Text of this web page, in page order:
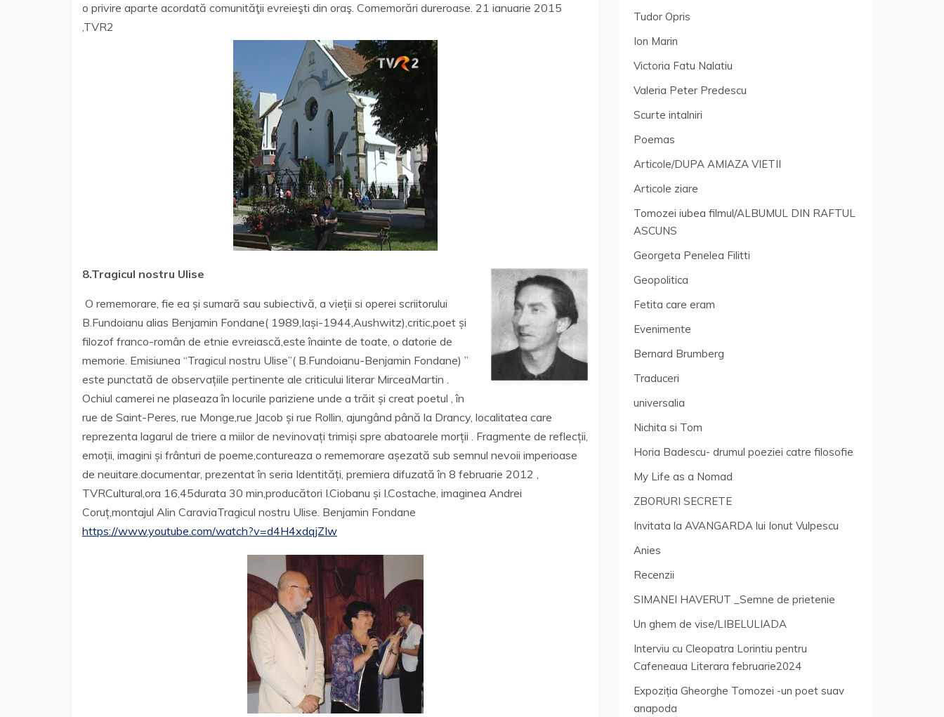
o privire aparte acordată comunităţii evreieşti din oraş. Comemorări dureroase. 21 ianuarie 2015
,TVR2
8.Tragicul nostru Ulise
O rememorare, fie ea și sumară sau subiectivă, a vieții si operei scriitorului
B.Fundoianu alias Benjamin Fondane( 1989,Iași-1944,Aushwitz),critic,poet și
filozof franco-român de etnie evreiască,este înainte de toate, o datorie de
memorie. Emisiunea “Tragicul nostru Ulise”( B.Fundoianu-Benjamin Fondane) ”
este punctată de observațiile pertinente ale criticului literar MirceaMartin .
Ochiul camerei ne plaseaza în locurile pariziene unde a trăit și creat poetul , în
rue de Saint-Peres, rue Monge,rue Jacob și rue Rollin, ajungând până la Drancy, localitatea care
reprezenta lagarul de triere a miilor de nevinovați trimiși spre abatoarele morții . Fragmente de reflecții,
emoții, imagini și frânturi de poeme,contureaza o rememorare așezată sub semnul nevoii imperioase
de neuitare.documentar, prezentat în seria Identități, premiera difuzată în 8 februarie 2012 ,
TVRCultural,ora 16,45durata 30 min,producători I.Ciobanu și I.Costache, imaginea Andrei
Coruț,montajul Alin CaraviaTragicul nostru Ulise. Benjamin Fondane
https://www.youtube.com/watch?v=d4H4xdqjZIw
Tudor Opris
Ion Marin
Victoria Fatu Nalatiu
Valeria Peter Predescu
Scurte intalniri
Poemas
Articole/DUPA AMIAZA VIETII
Articole ziare
Tomozei iubea filmul/ALBUMUL DIN RAFTUL
ASCUNS
Georgeta Penelea Filitti
Geopolitica
Fetita care eram
Evenimente
Bernard Brumberg
Traduceri
universalia
Nichita si Tom
Horia Badescu- drumul poeziei catre filosofie
My Life as a Nomad
ZBORURI SECRETE
Invitata la AVANGARDA lui Ionut Vulpescu
Anies
Recenzii
SIMANEI HAVERUT _Semne de prietenie
Un ghem de vise/LIBELULIADA
Interviu cu Cleopatra Lorintiu pentru
Cafeneaua Literara februarie2024
Expoziția Gheorghe Tomozei -un poet suav
anapoda